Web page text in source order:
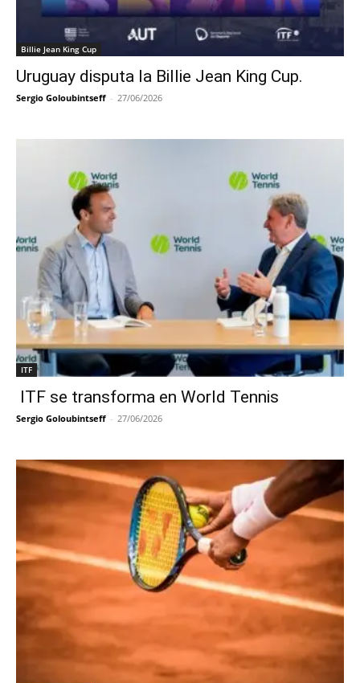
Billie Jean King Cup
Uruguay disputa la Billie Jean King Cup.
Sergio Goloubintseff - 27/06/2026
ITF
ITF se transforma en World Tennis
Sergio Goloubintseff - 27/06/2026